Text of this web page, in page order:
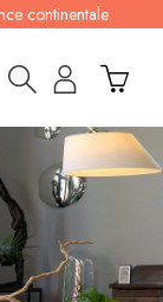
continentale